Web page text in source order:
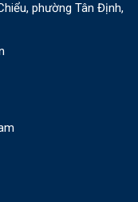
phường Tân Định,